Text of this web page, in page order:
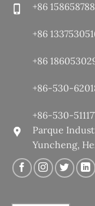
+86
+86
+86
+86-530-
+86-530-
Parque
Yuncheng,